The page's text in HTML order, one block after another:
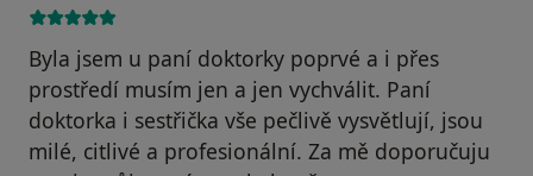
Byla jsem u paní doktorky poprvé a i přes
prostředí musím jen a jen vychválit. Paní
doktorka i sestřička vše pečlivě vysvětlují, jsou
milé, citlivé a profesionální. Za mě doporučuju